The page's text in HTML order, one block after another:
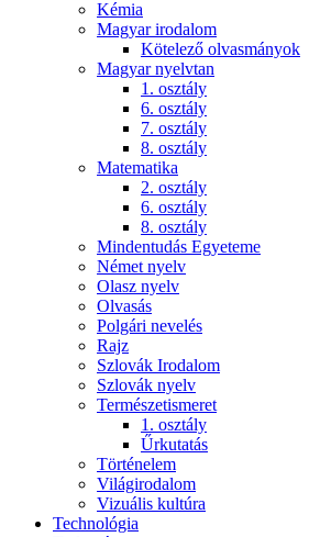
Kémia
Magyar irodalom
Kötelező olvasmányok
Magyar nyelvtan
1. osztály
6. osztály
7. osztály
8. osztály
Matematika
2. osztály
6. osztály
8. osztály
Mindentudás Egyeteme
Német nyelv
Olasz nyelv
Olvasás
Polgári nevelés
Rajz
Szlovák Irodalom
Szlovák nyelv
Természetismeret
1. osztály
Űrkutatás
Történelem
Világirodalom
Vizuális kultúra
Technológia